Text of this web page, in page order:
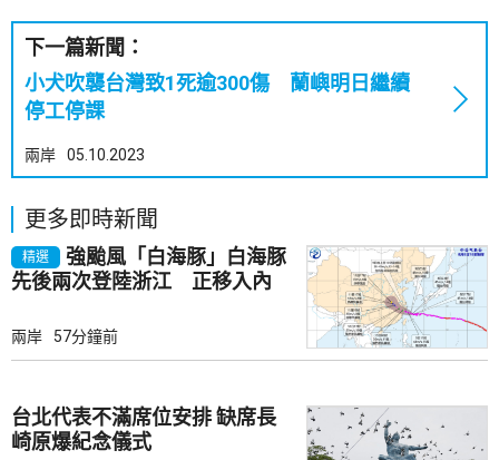
下一篇新聞：
小犬吹襲台灣致1死逾300傷 蘭嶼明日繼續
停工停課
兩岸 05.10.2023
更多即時新聞
精選
強颱風「白海豚」白海豚
先後兩次登陸浙江 正移入內
兩岸 57分鐘前
台北代表不滿席位安排 缺席長
崎原爆紀念儀式